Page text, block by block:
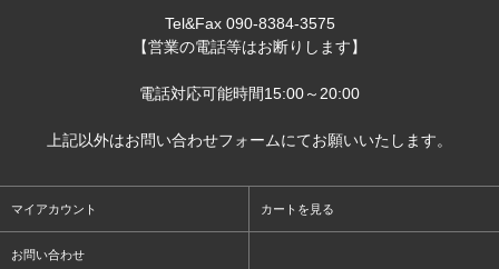
Tel&Fax 090-8384-3575
【営業の電話等はお断りします】
電話対応可能時間15:00～20:00
上記以外はお問い合わせフォームにてお願いいたします。
マイアカウント カートを見る
お問い合わせ